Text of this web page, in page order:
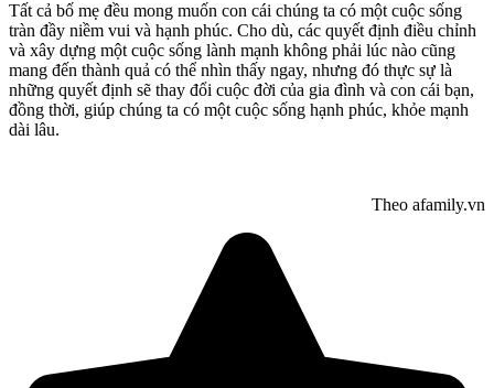
Tất cả bố mẹ đều mong muốn con cái chúng ta có một cuộc sống
tràn đầy niềm vui và hạnh phúc. Cho dù, các quyết định điều chỉnh
và xây dựng một cuộc sống lành mạnh không phải lúc nào cũng
mang đến thành quả có thể nhìn thấy ngay, nhưng đó thực sự là
những quyết định sẽ thay đổi cuộc đời của gia đình và con cái bạn,
đồng thời, giúp chúng ta có một cuộc sống hạnh phúc, khỏe mạnh
dài lâu.
Theo afamily.vn